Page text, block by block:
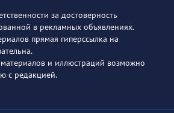
за достоверность
в рекламных объявлениях.
прямая гиперссылка на
и иллюстраций возможно
с редакцией.